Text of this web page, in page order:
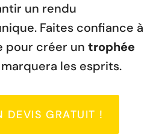
un rendu
Faites confiance à
pour créer un trophée
les esprits.
DEVIS GRATUIT !